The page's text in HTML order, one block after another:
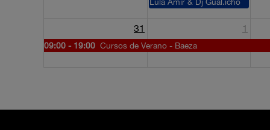
31
09:00 - 19:00 Cursos de Verano - Baeza
1